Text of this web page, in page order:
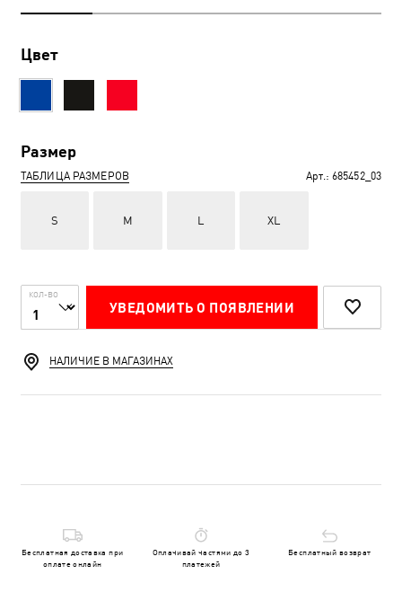
Цвет
Размер
ТАБЛИЦА РАЗМЕРОВ Арт.: 685452_03
S M L XL
КОЛ-ВО
УВЕДОМИТЬ О ПОЯВЛЕНИИ
НАЛИЧИЕ В МАГАЗИНАХ
Бесплатная доставка при
оплате онлайн
Оплачивай частями до 3
платежей
Бесплатный возврат